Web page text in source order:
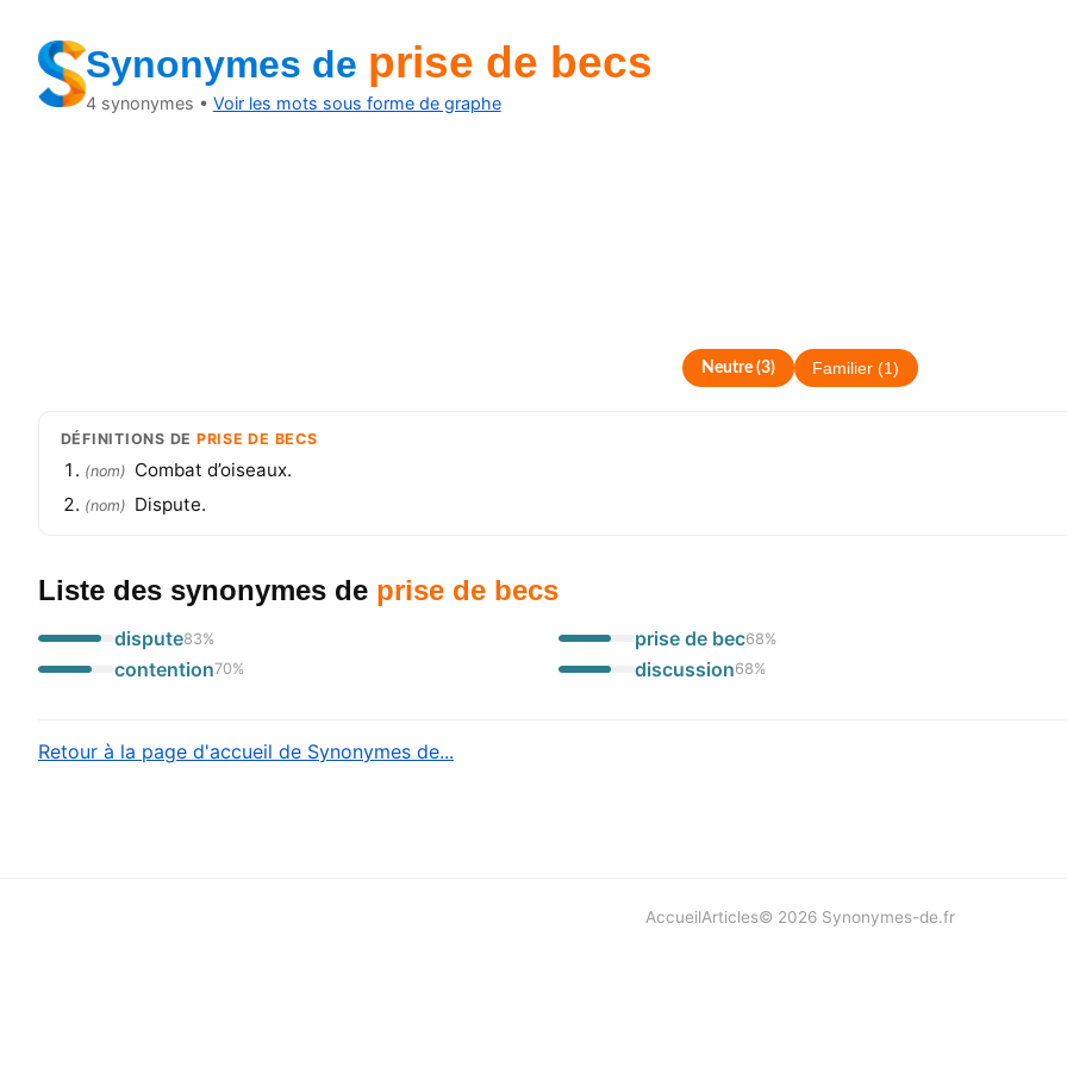
Synonymes de prise de becs
4synonymes • Voir les mots sous forme de graphe
Neutre(3) Familier (1)
DÉFINITIONS DE PRISE DE BECS
(nom) Combat d’oiseaux.
(nom) Dispute.
Liste des synonymes de prise de becs
dispute83%
contention70%
prise de bec68%
discussion68%
Retour à la page d'accueil de Synonymes de...
AccueilArticles© 2026 Synonymes-de.fr